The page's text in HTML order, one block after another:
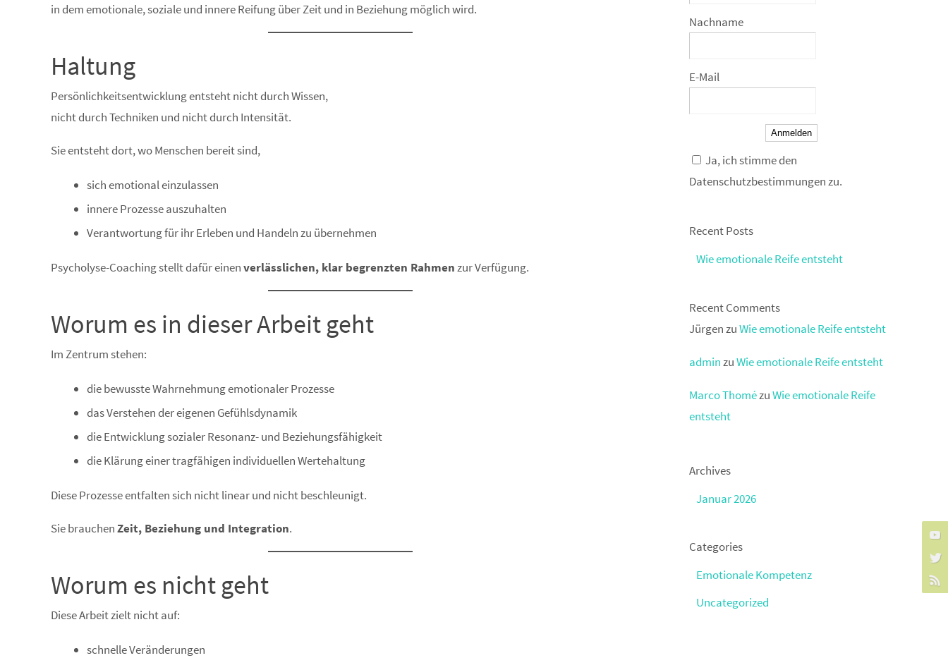
in dem emotionale, soziale und innere Reifung über Zeit und in Beziehung möglich wird.
Haltung
Persönlichkeitsentwicklung entsteht nicht durch Wissen,
nicht durch Techniken und nicht durch Intensität.
Sie entsteht dort, wo Menschen bereit sind,
sich emotional einzulassen
innere Prozesse auszuhalten
Verantwortung für ihr Erleben und Handeln zu übernehmen
Psycholyse-Coaching stellt dafür einenverlässlichen, klar begrenzten Rahmenzur Verfügung.
Worum es in dieser Arbeit geht
Im Zentrum stehen:
die bewusste Wahrnehmung emotionaler Prozesse
das Verstehen der eigenen Gefühlsdynamik
die Entwicklung sozialer Resonanz- und Beziehungsfähigkeit
die Klärung einer tragfähigen individuellen Wertehaltung
Diese Prozesse entfalten sich nicht linear und nicht beschleunigt.
Sie brauchenZeit, Beziehung und Integration.
Worum es nicht geht
Diese Arbeit zielt nicht auf:
schnelle Veränderungen
Nachname
E-Mail
Anmelden
Ja, ich stimme den
Datenschutzbestimmungen zu.
Recent Posts
Wie emotionale Reife entsteht
Recent Comments
JürgenzuWie emotionale Reife entsteht
adminzuWie emotionale Reife entsteht
Marco ThomézuWie emotionale Reife
entsteht
Archives
Januar 2026
Categories
Emotionale Kompetenz
Uncategorized